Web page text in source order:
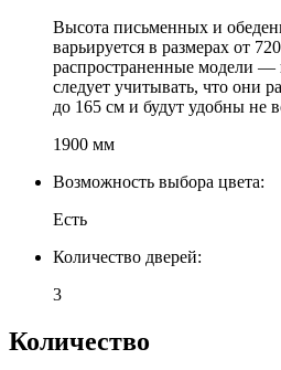
Высота письменных и
варьируется в размерах от
распространенные модели
следует учитывать, что они
до 165 см и будут удобны не
1900 мм
Возможность выбора цвета:
Есть
Количество дверей:
3
Количество